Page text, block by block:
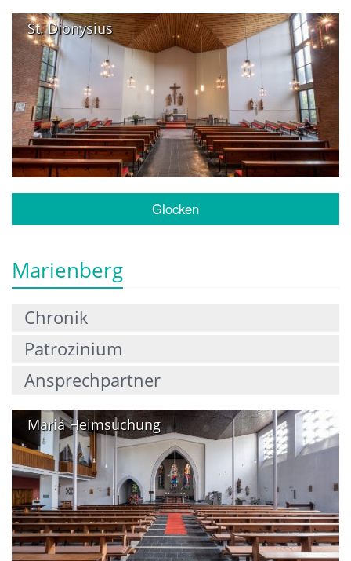
St. Dionysius
Glocken
Marienberg
Chronik
Patrozinium
Ansprechpartner
Mariä Heimsuchung